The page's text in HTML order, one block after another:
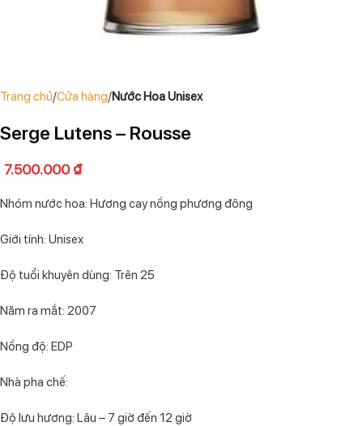
Trang chủ Cửa hàng Nước Hoa Unisex
Serge Lutens – Rousse
7.500.000₫
Nhóm nước hoa: Hương cay nồng phương đông
Giới tính: Unisex
Độ tuổi khuyên dùng: Trên 25
Năm ra mắt: 2007
Nồng độ: EDP
Nhà pha chế:
Độ lưu hương: Lâu – 7 giờ đến 12 giờ